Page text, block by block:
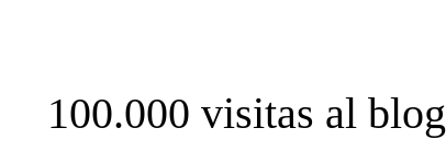
100.000 visitas al blog